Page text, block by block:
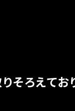
そろえてお